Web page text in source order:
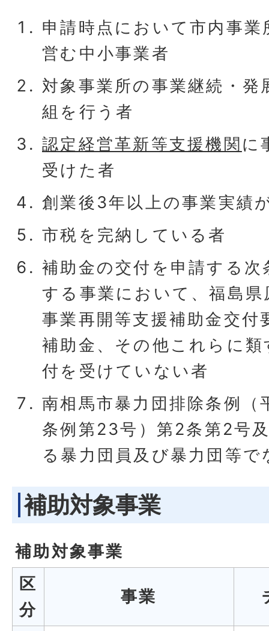
申請時点において市内事
営む中小事業者
対象事業所の事業継続・
組を行う者
認定経営革新等支援機関 に
受けた者
創業後3年以上の事業実績
市税を完納している者
補助金の交付を申請する次
する事業において、福島
事業再開等支援補助金交付
補助金、その他これらに
付を受けていない者
南相馬市暴力団排除条例
条例第23号）第2条第2号
る暴力団員及び暴力団等で
補助対象事業
補助対象事業
区
分
事業